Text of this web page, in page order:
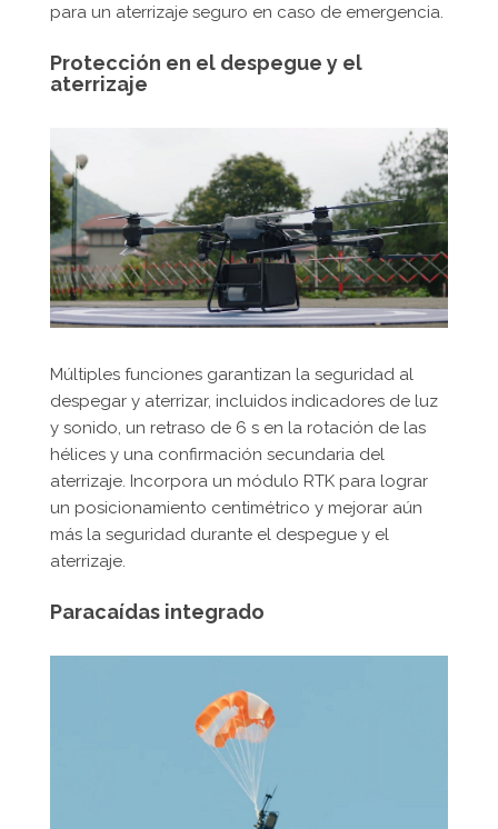
para un aterrizaje seguro en caso de emergencia.
Protección en el despegue y el
aterrizaje
Múltiples funciones garantizan la seguridad al
despegar y aterrizar, incluidos indicadores de luz
y sonido, un retraso de 6 s en la rotación de las
hélices y una confirmación secundaria del
aterrizaje. Incorpora un módulo RTK para lograr
un posicionamiento centimétrico y mejorar aún
más la seguridad durante el despegue y el
aterrizaje.
Paracaídas integrado